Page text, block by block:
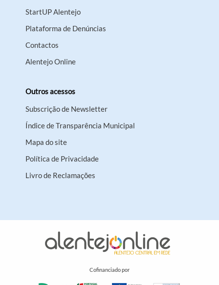
Filtros
StartUP Alentejo
Plataforma de Denúncias
Contactos
Alentejo Online
Outros acessos
Subscrição de Newsletter
Índice de Transparência Municipal
Mapa do site
Política de Privacidade
Livro de Reclamações
Cofinanciado por